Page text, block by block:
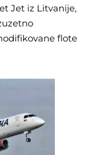
Jet iz Litvanije,
flote